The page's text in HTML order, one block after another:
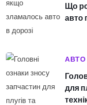
Що
авто
АВТО
для